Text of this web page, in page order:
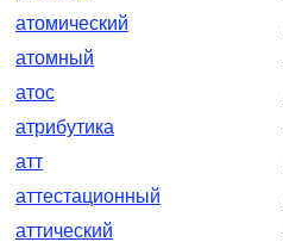
атомический
атомный
атос
атрибутика
атт
аттестационный
аттический